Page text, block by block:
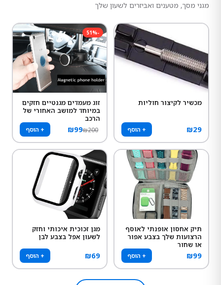
מגני מסך, מטענים ואביזרים לשעון שלך
מכשיר לקיצור חוליות
₪29 + הוסף
-
51%
זוג מעמדים מגנטיים חזקים
במיוחד למושב האחורי של
הרכב
₪99₪200 + הוסף
תיק אחסון אופנתי לאוסף
הרצועות שלך בצבע אפור
או שחור
₪99 + הוסף
מגן זכוכית איכותי וחזק
לשעון אפל בצבע לבן
₪69 + הוסף